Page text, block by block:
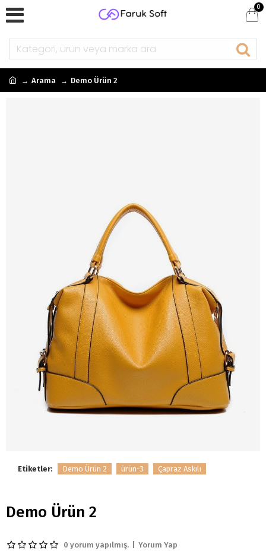
0
Arama Demo Ürün 2
Etiketler: Demo Ürün 2 ürün-3 Çapraz Askılı
Demo Ürün 2
0 yorum yapılmış. Yorum Yap